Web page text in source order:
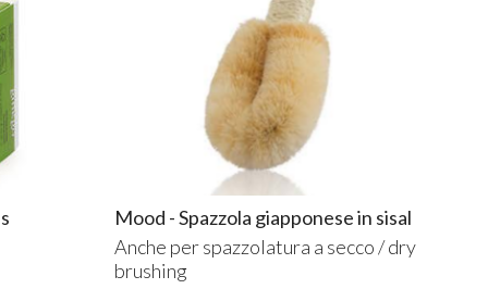
Mood - Spazzola giapponese in sisal
Anche per spazzolatura a secco / dry
brushing